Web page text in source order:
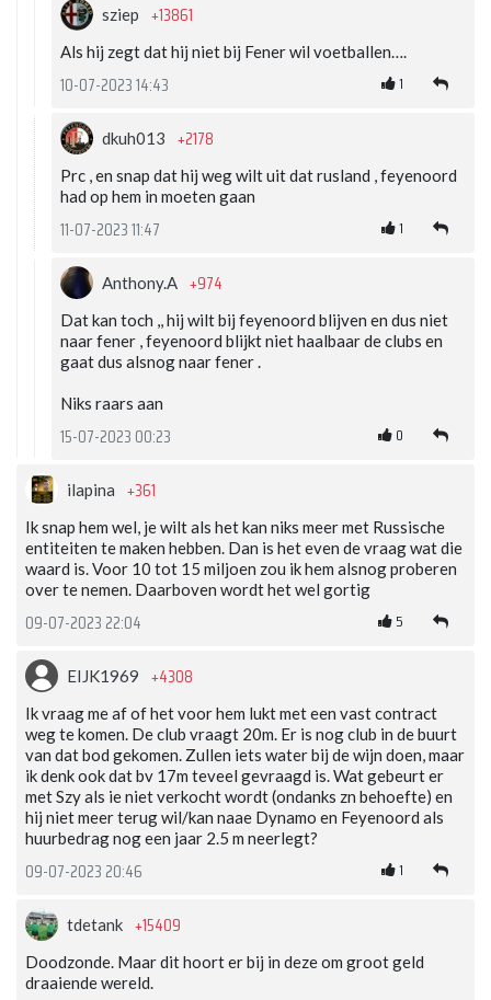
sziep +13861
Als hij zegt dat hij niet bij Fener wil voetballen….
10-07-2023 14:43 1
dkuh013 +2178
Prc , en snap dat hij weg wilt uit dat rusland , feyenoord
had op hem in moeten gaan
11-07-2023 11:47 1
Anthony.A +974
Dat kan toch ,, hij wilt bij feyenoord blijven en dus niet
naar fener , feyenoord blijkt niet haalbaar de clubs en
gaat dus alsnog naar fener .
Niks raars aan
15-07-2023 00:23 0
ilapina +361
Ik snap hem wel, je wilt als het kan niks meer met Russische
entiteiten te maken hebben. Dan is het even de vraag wat die
waard is. Voor 10 tot 15 miljoen zou ik hem alsnog proberen
over te nemen. Daarboven wordt het wel gortig
09-07-2023 22:04 5
EIJK1969 +4308
Ik vraag me af of het voor hem lukt met een vast contract
weg te komen. De club vraagt 20m. Er is nog club in de buurt
van dat bod gekomen. Zullen iets water bij de wijn doen, maar
ik denk ook dat bv 17m teveel gevraagd is. Wat gebeurt er
met Szy als ie niet verkocht wordt (ondanks zn behoefte) en
hij niet meer terug wil/kan naae Dynamo en Feyenoord als
huurbedrag nog een jaar 2.5 m neerlegt?
09-07-2023 20:46 1
tdetank +15409
Doodzonde. Maar dit hoort er bij in deze om groot geld
draaiende wereld.